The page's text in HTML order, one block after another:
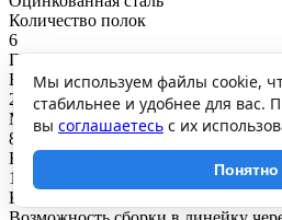
Количество полок
6
ГРУЗОПОДЪЕМНОСТЬ
Нагрузка на полку, кг
200
Максимальная общая нагрузка, кг
800
Нагрузка на секцию, кг
1200
КРЕПЛЕНИЕ
Мы используем файлы cookie,
стабильнее и удобнее для вас.
вы соглашаетесь с их
Понятно